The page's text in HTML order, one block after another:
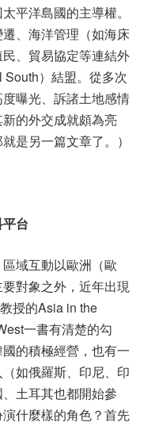
平洋島國的主導權。
、海洋管理（如海床
、貿易協定等連結外
）結盟。從多次
曝光、訴諸土地感情
的外交成就頗為亮
是另一篇文章了。）
台
域互動以歐洲（歐
對象之外，近年出現
授的Asia in the
一書有清楚的勾
的積極經營，也有一
如俄羅斯、印尼、印
土耳其也都開始參
什麼樣的角色？首先